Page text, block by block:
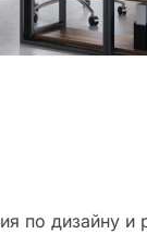
по дизайну и